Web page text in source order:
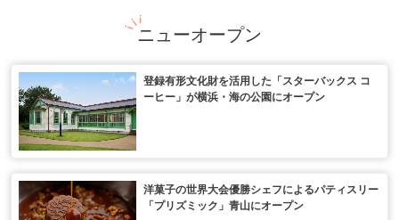
ニューオープン
登録有形文化財を活用した「スターバックス コ
ーヒー」が横浜・海の公園にオープン
洋菓子の世界大会優勝シェフによるパティスリー
「プリズミック」青山にオープン